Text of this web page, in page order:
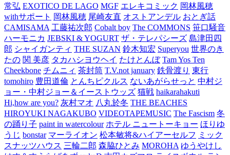
常弘 EXOTICO DE LAGO MGF エレキコミック 岡林風穂
withサポート 岡林風穂 尾崎友直 オストアンデル おとぎ話
CAMISAMA 工藤祐次郎 Cobalt boy The COMMONS 笹口騒音
ハーモニカ JEBSKI & YOGURT ザ・テレパシーズ 島津田四
郎 シャイガンティ THE SUZAN 鈴木知宏 Superyou 世界のき
たの 関 美彦 タカハシヨウヘイ たけとんぼ Tam Yos Ten
Cheekbone チムニィ 茶封筒 T.V.not january 鉄骨渡り 東行
tomohiro 豊田道倫 とんちピクルス ないあがらせっと 中村ジ
ョー・中村ジョー＆イーストウッズ 猫戦 haikarahakuti
Hi,how are you? 灰村マオ 八丸於冬 THE BEACHES
HIROYUKI NAGAKUBO VIDEOTAPEMUSIC The Fascism 冬
の踊り子 paint in watercolour ホテル ニュートーキョー ほりゆ
うじ bonstar マーライオン 松本敏将&ハイアーセルフ ミック
スナッツハウス 三輪二郎 森脇ひとみ MOROHA ゆうやけし